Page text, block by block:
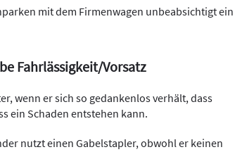
mit dem Firmenwagen unbeabsichtigt ein
Fahrlässigkeit/Vorsatz
wenn er sich so gedankenlos verhält, dass
ein Schaden entstehen kann.
nutzt einen Gabelstapler, obwohl er keinen